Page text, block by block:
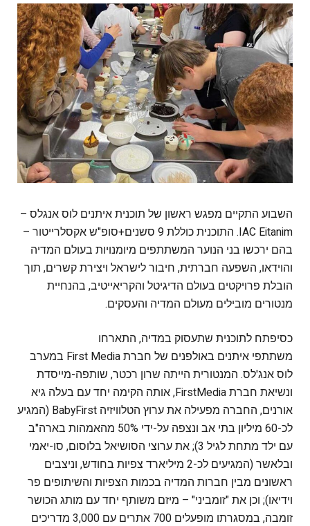
השבוע התקיים מפגש ראשון של תוכנית איתנים לוס אנגלס –
IAC Eitanim. התוכנית כוללת 9 סשנים+סופ"ש אקסלרייטור –
בהם ירכשו בני הנוער המשתתפים מיומנויות בעולם המדיה
והוידאו, השפעה חברתית, חיבור לישראל ויצירת קשרים, תוך
הובלת פרויקטים בעולם הדיגיטל והקריאייטיב, בהנחיית
מנטורים מובילים מעולם המדיה והעסקים.
כסיפתח לתוכנית שתעסוק במדיה, התארחו
משתתפי איתנים באולפנים של חברת First Media במערב
לוס אנג'לס. המנטורית הייתה שרון רכטר, שותפה-מייסדת
ונשיאת חברת FirstMedia, אותה הקימה יחד עם בעלה גיא
אורנים, החברה מפעילה את ערוץ הטלוויזיה BabyFirst (המגיע
לכ-60 מיליון בתי אב ונצפה על-ידי 50% מהאמהות בארה"ב
עם ילד מתחת לגיל 3); את ערוצי הסושיאל בלוסום, סו-יאמי
ובלאשר (המגיעים לכ-2 מיליארד צפיות בחודש, וניצבים
ראשונים מבין חברות המדיה בכמות הצפיות והשיתופים פר
וידיאו); וכן את "זומביני" – מיזם משותף יחד עם מותג הכושר
זומבה, במסגרתו מופעלים 700 אתרים עם 3,000 מדריכים